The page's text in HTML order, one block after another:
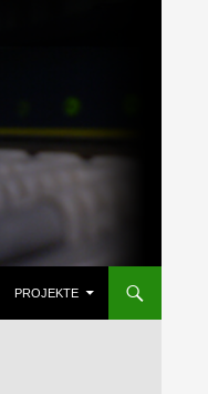
PROJEKTE